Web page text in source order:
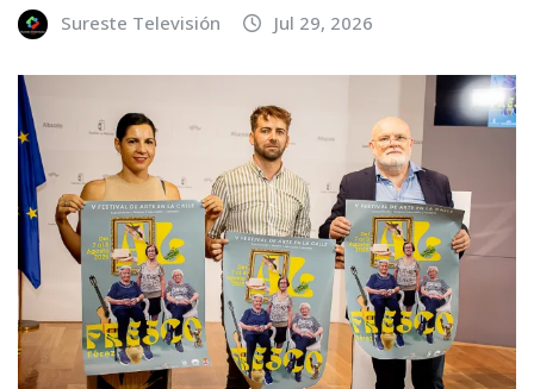
Sureste Televisión Jul 29, 2026